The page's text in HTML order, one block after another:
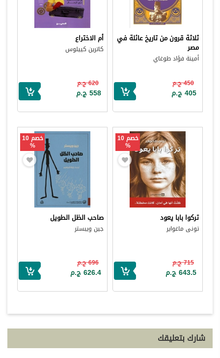
ثلاثة قرون من تاريخ عائلة في
مصر
أمينة فؤاد طوغاي
450 ج.م
405 ج.م
أم الاختراع
كاترين كييلوس
620 ج.م
558 ج.م
خصم 10
%
تركوا بابا يعود
تونى ماغواير
715 ج.م
643.5 ج.م
خصم 10
%
صاحب الظل الطويل
جين ويبستر
696 ج.م
626.4 ج.م
شارك بتعليقك